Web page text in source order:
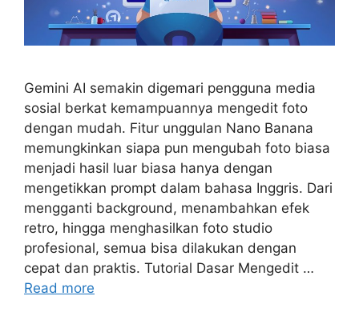
Gemini AI semakin digemari pengguna media
sosial berkat kemampuannya mengedit foto
dengan mudah. Fitur unggulan Nano Banana
memungkinkan siapa pun mengubah foto biasa
menjadi hasil luar biasa hanya dengan
mengetikkan prompt dalam bahasa Inggris. Dari
mengganti background, menambahkan efek
retro, hingga menghasilkan foto studio
profesional, semua bisa dilakukan dengan
cepat dan praktis. Tutorial Dasar Mengedit …
Read more